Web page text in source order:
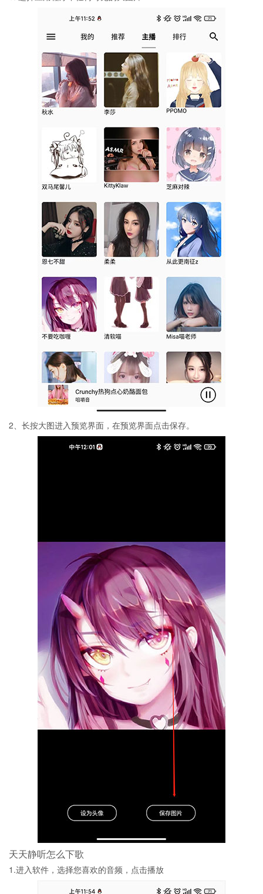
2、长按大图进入预览界面，在预览界面点击保存。
天天静听怎么下歌
1.进入软件，选择您喜欢的音频，点击播放